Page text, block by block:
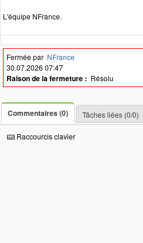
L'équipe NFrance.
Fermée par NFrance
30.07.2026 07:47
Raison de la fermeture : Résolu
Commentaires (0) Tâches liées (0/0)
Raccourcis clavier